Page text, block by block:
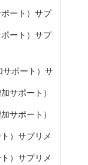
ート）サプ
ート）サプ
サポート）サ
サポート）
サポート）
）サプリメ
）サプリメ